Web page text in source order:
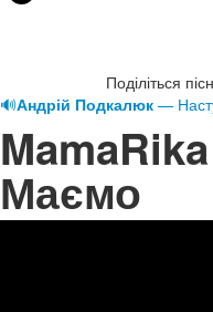
Поділіться
🔊Андрій Подкалюк —
Маємо